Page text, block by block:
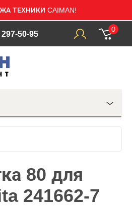
ТЕХНИКИ CAIMAN!
297-50-95
0
80 для
241662-7